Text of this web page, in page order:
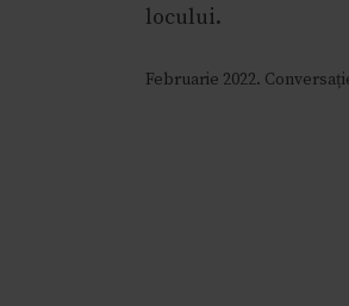
locului.
Februarie 2022.